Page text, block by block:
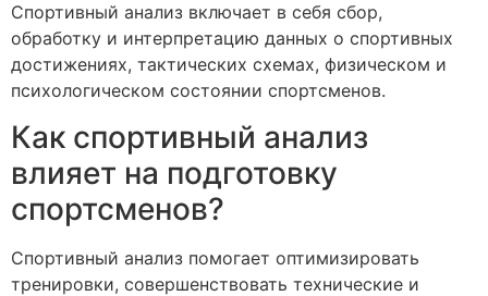
Спортивный анализ включает в себя сбор,
обработку и интерпретацию данных о спортивных
достижениях, тактических схемах, физическом и
психологическом состоянии спортсменов.
Как спортивный анализ
влияет на подготовку
спортсменов?
Спортивный анализ помогает оптимизировать
тренировки, совершенствовать технические и